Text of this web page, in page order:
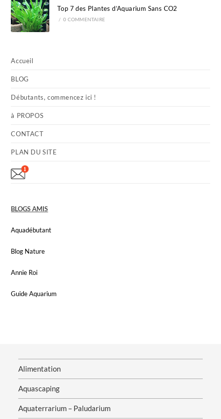
Top 7 des Plantes d’Aquarium Sans CO2
/ 0 COMMENTAIRE
Accueil
BLOG
Débutants, commencez ici !
à PROPOS
CONTACT
PLAN DU SITE
BLOGS AMIS
Aquadébutant
Blog Nature
Annie Roi
Guide Aquarium
Alimentation
Aquascaping
Aquaterrarium – Paludarium